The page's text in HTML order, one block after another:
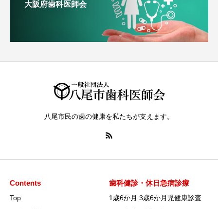
大阪府歯科医師会
八尾市民の歯の健康を私たちが支えます。
Contents
Top
歯科健診・休日急病診療
1歳6か月 3歳6か月児健康診査